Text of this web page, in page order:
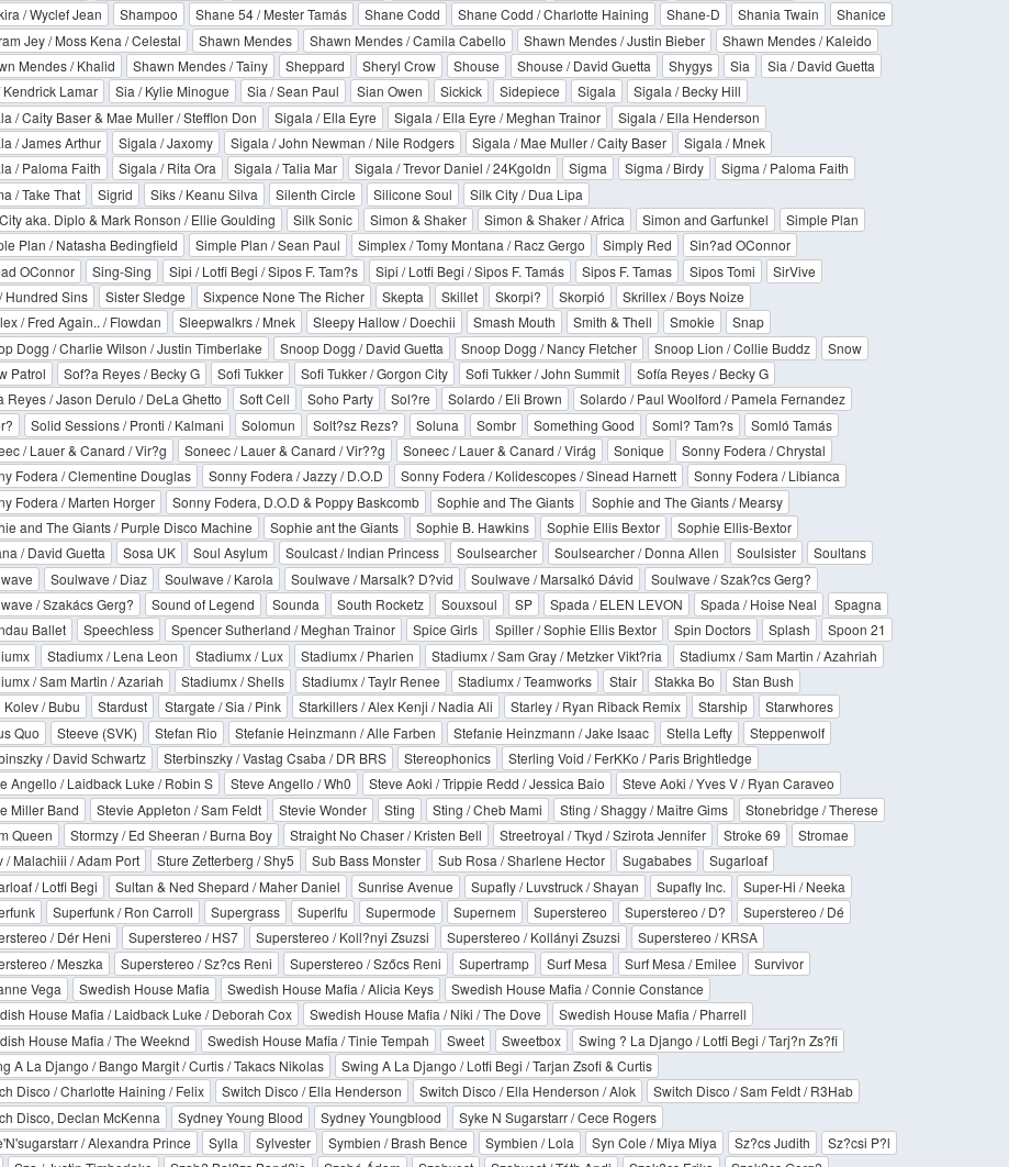
/ Wyclef Jean
Shampoo Shane 54 / Mester Tamás Shane Codd Shane Codd / Charlotte Haining Shane-D Shania Twain
Shanice
Jey / Moss Kena / Celestal
Shawn Mendes Shawn Mendes / Camila Cabello Shawn Mendes / Justin Bieber
Shawn Mendes / Kaleido
Mendes / Khalid
Shawn Mendes / Tainy Sheppard Sheryl Crow Shouse Shouse / David Guetta Shygys Sia
Sia / David Guetta
Kendrick Lamar
Sia / Kylie Minogue Sia / Sean Paul Sian Owen Sickick Sidepiece Sigala
Sigala / Becky Hill
/ Caity Baser & Mae Muller / Stefflon Don
Sigala / Ella Eyre Sigala / Ella Eyre / Meghan Trainor
Sigala / Ella Henderson
/ James Arthur
Sigala / Jaxomy Sigala / John Newman / Nile Rodgers Sigala / Mae Muller / Caity Baser
Sigala / Mnek
/ Paloma Faith
Sigala / Rita Ora Sigala / Talia Mar Sigala / Trevor Daniel / 24Kgoldn Sigma Sigma / Birdy
Sigma / Paloma Faith
/ Take That
Sigrid Siks / Keanu Silva Silenth Circle Silicone Soul
Silk City / Dua Lipa
aka. Diplo & Mark Ronson / Ellie Goulding
Silk Sonic Simon & Shaker Simon & Shaker / Africa Simon and Garfunkel
Simple Plan
Plan / Natasha Bedingfield
Simple Plan / Sean Paul Simplex / Tomy Montana / Racz Gergo Simply Red
Sin?ad OConnor
OConnor
Sing-Sing Sipi / Lotfi Begi / Sipos F. Tam?s Sipi / Lotfi Begi / Sipos F. Tamás Sipos F. Tamas Sipos Tomi
SirVive
Hundred Sins
Sister Sledge Sixpence None The Richer Skepta Skillet Skorpi? Skorpió
Skrillex / Boys Noize
/ Fred Again.. / Flowdan
Sleepwalkrs / Mnek Sleepy Hallow / Doechii Smash Mouth Smith & Thell Smokie
Snap
Dogg / Charlie Wilson / Justin Timberlake
Snoop Dogg / David Guetta Snoop Dogg / Nancy Fletcher Snoop Lion / Collie Buddz
Snow
Patrol
Sof?a Reyes / Becky G Sofi Tukker Sofi Tukker / Gorgon City Sofi Tukker / John Summit
Sofía Reyes / Becky G
Reyes / Jason Derulo / DeLa Ghetto
Soft Cell Soho Party Sol?re Solardo / Eli Brown
Solardo / Paul Woolford / Pamela Fernandez
Solid Sessions / Pronti / Kalmani Solomun Solt?sz Rezs? Soluna Sombr Something Good Soml? Tam?s
Somló Tamás
/ Lauer & Canard / Vir?g
Soneec / Lauer & Canard / Vir??g Soneec / Lauer & Canard / Virág Sonique
Sonny Fodera / Chrystal
Fodera / Clementine Douglas
Sonny Fodera / Jazzy / D.O.D Sonny Fodera / Kolidescopes / Sinead Harnett
Sonny Fodera / Libianca
Fodera / Marten Horger
Sonny Fodera, D.O.D & Poppy Baskcomb Sophie and The Giants
Sophie and The Giants / Mearsy
and The Giants / Purple Disco Machine
Sophie ant the Giants Sophie B. Hawkins Sophie Ellis Bextor
Sophie Ellis-Bextor
/ David Guetta
Sosa UK Soul Asylum Soulcast / Indian Princess Soulsearcher Soulsearcher / Donna Allen Soulsister
Soultans
Soulwave / Diaz Soulwave / Karola Soulwave / Marsalk? D?vid Soulwave / Marsalkó Dávid
Soulwave / Szak?cs Gerg?
/ Szakács Gerg?
Sound of Legend Sounda South Rocketz Souxsoul SP Spada / ELEN LEVON Spada / Hoise Neal
Spagna
Ballet
Speechless Spencer Sutherland / Meghan Trainor Spice Girls Spiller / Sophie Ellis Bextor Spin Doctors Splash
Spoon 21
Stadiumx / Lena Leon Stadiumx / Lux Stadiumx / Pharien Stadiumx / Sam Gray / Metzker Vikt?ria
Stadiumx / Sam Martin / Azahriah
/ Sam Martin / Azariah
Stadiumx / Shells Stadiumx / Taylr Renee Stadiumx / Teamworks Stair Stakka Bo
Stan Bush
Kolev / Bubu
Stardust Stargate / Sia / Pink Starkillers / Alex Kenji / Nadia Ali Starley / Ryan Riback Remix Starship
Starwhores
Quo
Steeve (SVK) Stefan Rio Stefanie Heinzmann / Alle Farben Stefanie Heinzmann / Jake Isaac Stella Lefty
Steppenwolf
/ David Schwartz
Sterbinszky / Vastag Csaba / DR BRS Stereophonics
Sterling Void / FerKKo / Paris Brightledge
Angello / Laidback Luke / Robin S
Steve Angello / Wh0 Steve Aoki / Trippie Redd / Jessica Baio
Steve Aoki / Yves V / Ryan Caraveo
Miller Band
Stevie Appleton / Sam Feldt Stevie Wonder Sting Sting / Cheb Mami Sting / Shaggy / Maître Gims
Stonebridge / Therese
Queen
Stormzy / Ed Sheeran / Burna Boy Straight No Chaser / Kristen Bell Streetroyal / Tkyd / Szirota Jennifer Stroke 69
Stromae
/ Malachiii / Adam Port
Sture Zetterberg / Shy5 Sub Bass Monster Sub Rosa / Sharlene Hector Sugababes
Sugarloaf
/ Lotfi Begi
Sultan & Ned Shepard / Maher Daniel Sunrise Avenue Supafly / Luvstruck / Shayan Supafly Inc.
Super-Hi / Neeka
Superfunk / Ron Carroll Supergrass Superlfu Supermode Supernem Superstereo Superstereo / D?
Superstereo / Dé
/ Dér Heni
Superstereo / HS7 Superstereo / Koll?nyi Zsuzsi Superstereo / Kollányi Zsuzsi
Superstereo / KRSA
/ Meszka
Superstereo / Sz?cs Reni Superstereo / Szőcs Reni Supertramp Surf Mesa Surf Mesa / Emilee
Survivor
Vega
Swedish House Mafia Swedish House Mafia / Alicia Keys
Swedish House Mafia / Connie Constance
House Mafia / Laidback Luke / Deborah Cox
Swedish House Mafia / Niki / The Dove
Swedish House Mafia / Pharrell
House Mafia / The Weeknd
Swedish House Mafia / Tinie Tempah Sweet Sweetbox
Swing ? La Django / Lotfi Begi / Tarj?n Zs?fi
A La Django / Bango Margit / Curtis / Takacs Nikolas
Swing A La Django / Lotfi Begi / Tarjan Zsofi & Curtis
Disco / Charlotte Haining / Felix
Switch Disco / Ella Henderson Switch Disco / Ella Henderson / Alok
Switch Disco / Sam Feldt / R3Hab
Disco, Declan McKenna
Sydney Young Blood Sydney Youngblood
Syke N Sugarstarr / Cece Rogers
/ Alexandra Prince
Sylla Sylvester Symbien / Brash Bence Symbien / Lola Syn Cole / Miya Miya Sz?cs Judith
Sz?csi P?l